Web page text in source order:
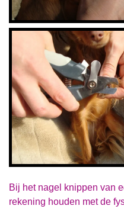
Bij het nagel knippen van
rekening houden met de